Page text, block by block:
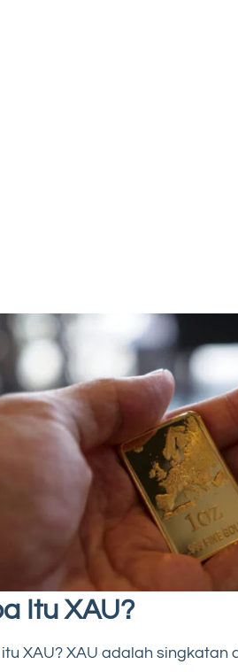
Itu XAU?
XAU? XAU adalah singkatan